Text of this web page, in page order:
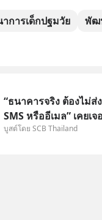
การเด็กปฐมวัย พัฒ
“ธนาคารจริง ต้องไม่ส่
SMS หรืออีเมล” เคยเ
อ้างว่าโทรจากธนาคาร
บูสต์โดย SCB Thailand